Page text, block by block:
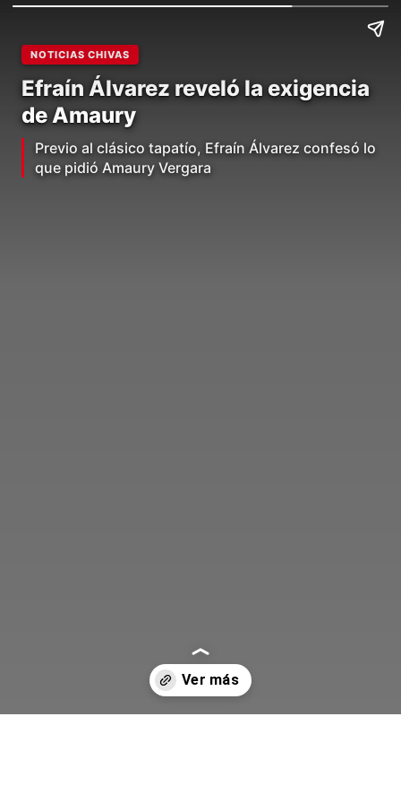
NOTICIAS CHIVAS
Efraín Álvarez reveló la exigencia
de Amaury
Previo al clásico tapatío, Efraín Álvarez confesó lo
que pidió Amaury Vergara